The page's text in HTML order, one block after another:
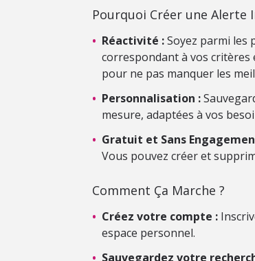
Pourquoi Créer une Alerte
• Réactivité :Soyez parmi les
correspondant à vos critères
pour ne pas manquer les
• Personnalisation :
mesure, adaptées à vos
• Gratuit et Sans
Vous pouvez créer et
Comment Ça Marche ?
• Créez votre compte :
espace personnel.
• Sauvegardez votre